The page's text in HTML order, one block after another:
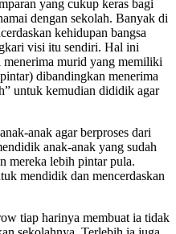
yang cukup keras bagi
dengan sekolah. Banyak di
kehidupan bangsa
visi itu sendiri. Hal ini
murid yang memiliki
dibandingkan menerima
untuk kemudian dididik agar
anak agar berproses dari
anak-anak yang sudah
mereka lebih pintar pula.
mendidik dan mencerdaskan
tiap harinya membuat ia tidak